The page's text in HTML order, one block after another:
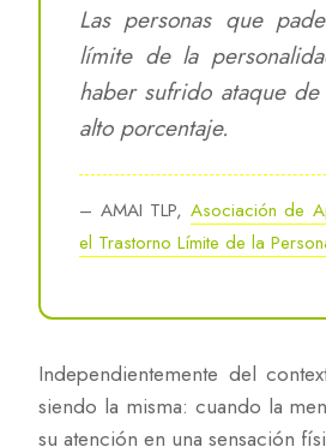
Las personas que
límite de la
haber sufrido ataque
alto porcentaje.
– AMAI TLP, Asociación de
el Trastorno Límite de la
Independientemente del
siendo la misma: cuando la
su atención en una sensación